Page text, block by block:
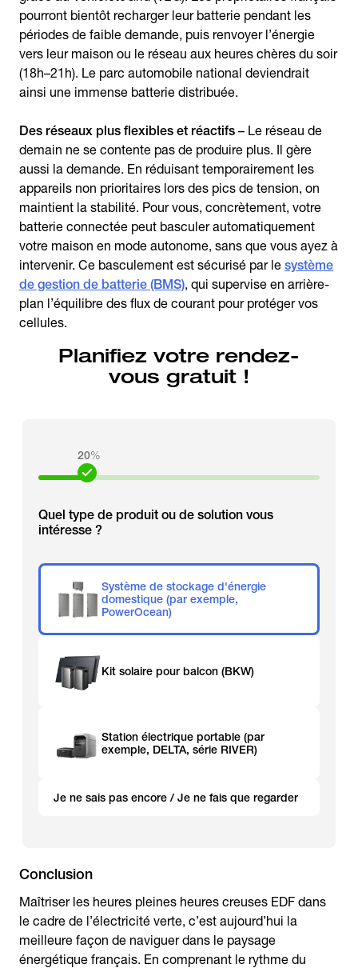
pourront bientôt recharger leur batterie pendant les
périodes de faible demande, puis renvoyer l’énergie
vers leur maison ou le réseau aux heures chères du soir
(18h–21h). Le parc automobile national deviendrait
ainsi une immense batterie distribuée.
Des réseaux plus flexibles et réactifs – Le réseau de
demain ne se contente pas de produire plus. Il gère
aussi la demande. En réduisant temporairement les
appareils non prioritaires lors des pics de tension, on
maintient la stabilité. Pour vous, concrètement, votre
batterie connectée peut basculer automatiquement
votre maison en mode autonome, sans que vous ayez à
intervenir. Ce basculement est sécurisé par le système
de gestion de batterie (BMS), qui supervise en arrière-
plan l’équilibre des flux de courant pour protéger vos
cellules.
Planifiez votre rendez-
vous gratuit !
20%
Quel type de produit ou de solution vous
intéresse ?
Système de stockage d'énergie
domestique (par exemple,
PowerOcean)
Kit solaire pour balcon (BKW)
Station électrique portable (par
exemple, DELTA, série RIVER)
Je ne sais pas encore / Je ne fais que regarder
Conclusion
Maîtriser les heures pleines heures creuses EDF dans
le cadre de l’électricité verte, c’est aujourd’hui la
meilleure façon de naviguer dans le paysage
énergétique français. En comprenant le rythme du